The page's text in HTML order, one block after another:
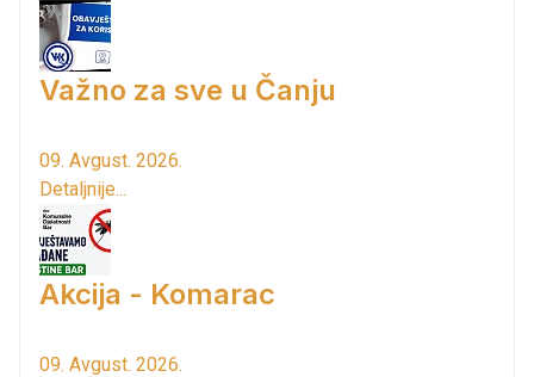
Važno za sve u Čanju
09. Avgust. 2026.
Detaljnije...
Akcija - Komarac
09. Avgust. 2026.